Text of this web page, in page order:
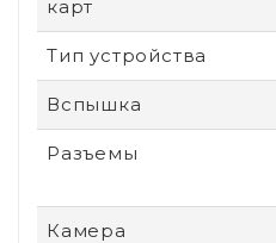
карт
Тип устройства
Вспышка
Разъемы
Камера